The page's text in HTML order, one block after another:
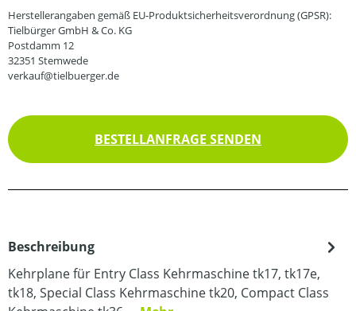
Herstellerangaben gemäß EU-Produktsicherheitsverordnung (GPSR):
Tielbürger GmbH & Co. KG
Postdamm 12
32351 Stemwede
verkauf@tielbuerger.de
BESTELLANFRAGE SENDEN
Beschreibung
Kehrplane für Entry Class Kehrmaschine tk17, tk17e,
tk18, Special Class Kehrmaschine tk20, Compact Class